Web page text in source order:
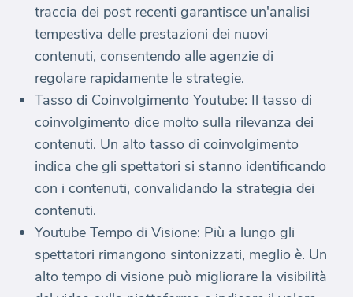
traccia dei post recenti garantisce un'analisi
tempestiva delle prestazioni dei nuovi
contenuti, consentendo alle agenzie di
regolare rapidamente le strategie.
Tasso di Coinvolgimento Youtube: Il tasso di
coinvolgimento dice molto sulla rilevanza dei
contenuti. Un alto tasso di coinvolgimento
indica che gli spettatori si stanno identificando
con i contenuti, convalidando la strategia dei
contenuti.
Youtube Tempo di Visione: Più a lungo gli
spettatori rimangono sintonizzati, meglio è. Un
alto tempo di visione può migliorare la visibilità